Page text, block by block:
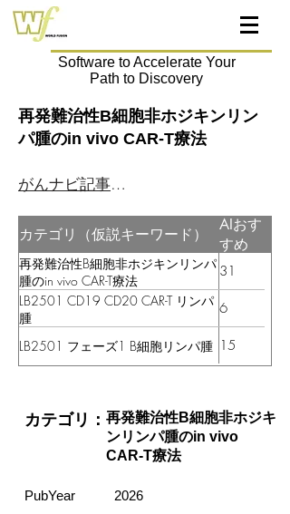
Software to Accelerate Your
Path to Discovery
再発難治性B細胞非ホジキンリン
パ腫のin vivo CAR-T療法
がんナビ記事はこちら
カテゴリ（仮説キーワード）
AIおす
すめ
再発難治性B細胞非ホジキンリンパ
腫のin vivo CAR-T療法
31
LB2501 CD19 CD20 CAR-T リンパ
腫
6
LB2501 フェーズ1 B細胞リンパ腫 15
カテゴリ： 再発難治性B細胞非ホジキ
ンリンパ腫のin vivo
CAR-T療法
PubYear 2026